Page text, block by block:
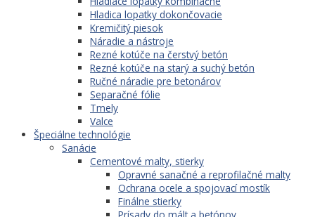
Hladica lopatky dokončovacie
Kremičitý piesok
Náradie a nástroje
Rezné kotúče na čerstvý betón
Rezné kotúče na starý a suchý betón
Ručné náradie pre betonárov
Separačné fólie
Tmely
Valce
Špeciálne technológie
Sanácie
Cementové malty, stierky
Opravné sanačné a reprofilačné malty
Ochrana ocele a spojovací mostík
Finálne stierky